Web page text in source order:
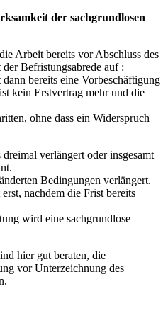
der sachgrundlosen
Arbeit bereits vor Abschluss des
Befristungsabrede auf :
bereits eine Vorbeschäftigung
kein Erstvertrag mehr und die
ohne dass ein Widerspruch
verlängert oder insgesamt
Bedingungen verlängert.
nachdem die Frist bereits
wird eine sachgrundlose
hier gut beraten, die
vor Unterzeichnung des